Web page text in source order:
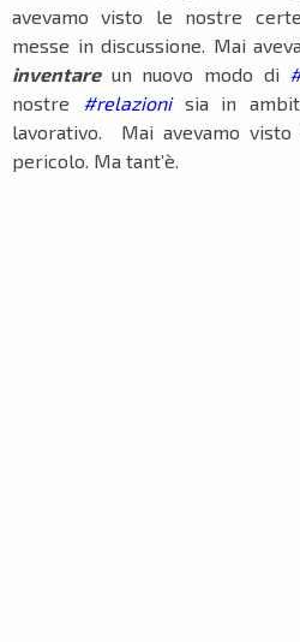
avevamo visto le nostre
messe in discussione. Mai
inventareun nuovo modo di
nostre #relazionisia in
lavorativo. Mai avevamo
pericolo. Ma tant’è.